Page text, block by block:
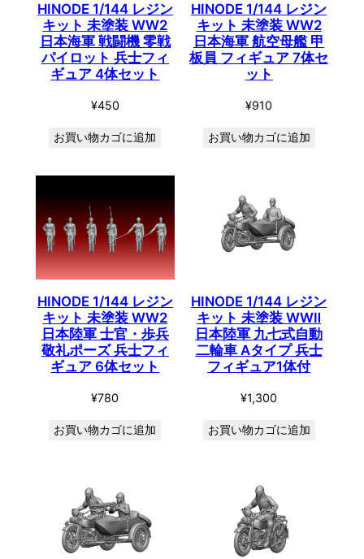
HINODE 1/144 レジン
キット 未塗装 WW2
日本海軍 戦闘機 零戦
パイロット 兵士フィ
ギュア 4体セット
¥450
お買い物カゴに追加
HINODE 1/144 レジン
キット 未塗装 WW2
日本海軍 航空母艦 甲
板員 フィギュア 7体セ
ット
¥910
お買い物カゴに追加
HINODE 1/144 レジン
キット 未塗装 WW2
日本陸軍 士官・歩兵
敬礼ポーズ 兵士フィ
ギュア 6体セット
¥780
お買い物カゴに追加
HINODE 1/144 レジン
キット 未塗装 WWⅡ
日本陸軍 九七式自動
二輪車 Aタイプ 兵士
フィギュア1体付
¥1,300
お買い物カゴに追加